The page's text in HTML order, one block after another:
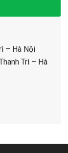
– Hà Nội
Trì – Hà